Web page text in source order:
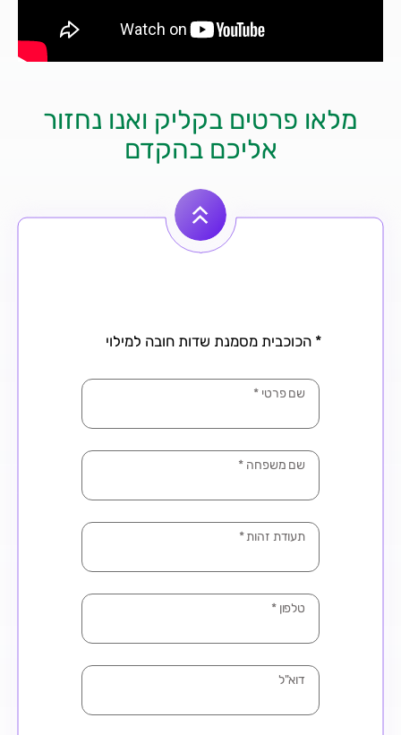
מלאו פרטים בקליק ואנו נחזור
אליכם בהקדם
* הכוכבית מסמנת שדות חובה למילוי
שם פרטי *
שם משפחה *
תעודת זהות*
טלפון*
דוא"ל